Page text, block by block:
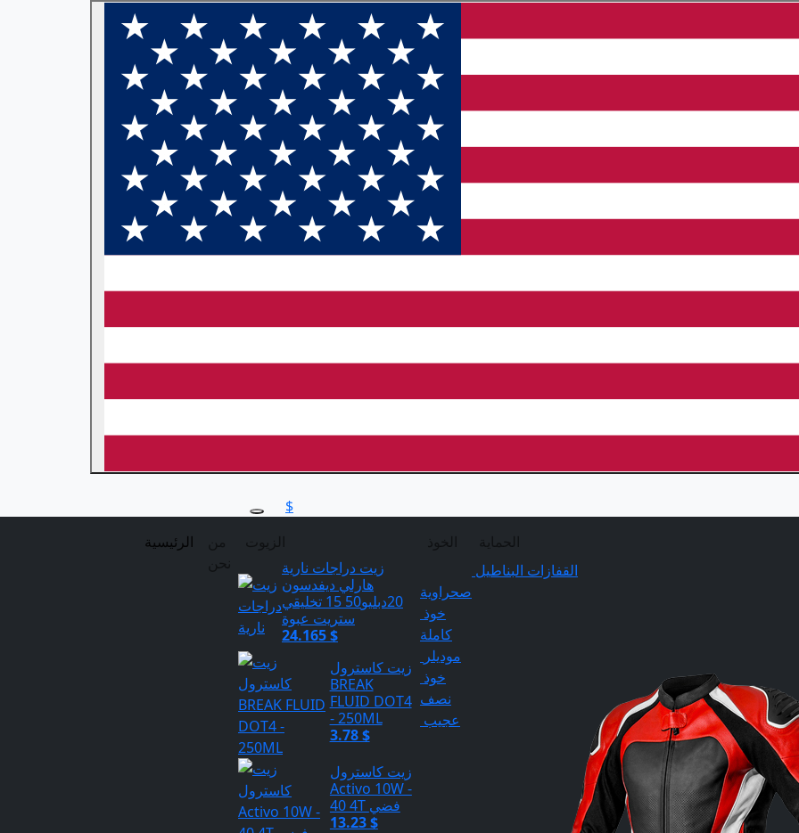
$
الرئيسية
من
نحن
الزيوت
زيت دراجات نارية
هارلي ديفدسون
20دبليو50 15 تخليقي
ستريت عبوة
24.165 $
زيت كاسترول
BREAK
FLUID DOT4
- 250ML
3.78 $
زيت كاسترول
Activo 10W -
40 4T فضي
13.23 $
الخوذ
صحراوية
كاملة
موديلر
نصف
عجيب
الحماية
البناطيل القفازات